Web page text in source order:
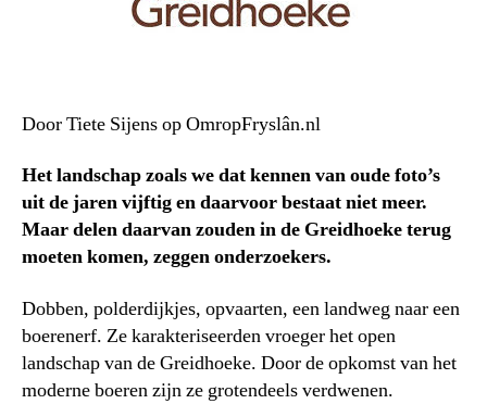
Door Tiete Sijens op OmropFryslân.nl
Het landschap zoals we dat kennen van oude foto’s
uit de jaren vijftig en daarvoor bestaat niet meer.
Maar delen daarvan zouden in de Greidhoeke terug
moeten komen, zeggen onderzoekers.
Dobben, polderdijkjes, opvaarten, een landweg naar een
boerenerf. Ze karakteriseerden vroeger het open
landschap van de Greidhoeke. Door de opkomst van het
moderne boeren zijn ze grotendeels verdwenen.